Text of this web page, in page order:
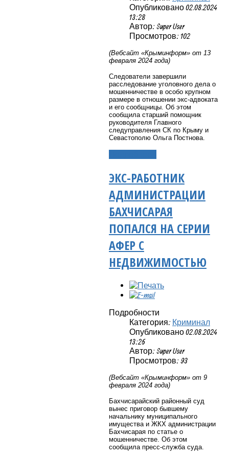
Опубликовано 02.08.2024
13:28
Автор: Super User
Просмотров: 102
(Вебсайт «Крыминформ» от 13
февраля 2024 года)
Следователи завершили
расследование уголовного дела о
мошенничестве в особо крупном
размере в отношении экс-адвоката
и его сообщницы. Об этом
сообщила старший помощник
руководителя Главного
следуправления СК по Крыму и
Севастополю Ольга Постнова.
ЭКС-РАБОТНИК
АДМИНИСТРАЦИИ
БАХЧИСАРАЯ
ПОПАЛСЯ НА СЕРИИ
АФЕР С
НЕДВИЖИМОСТЬЮ
Подробности
Категория: Криминал
Опубликовано 02.08.2024
13:26
Автор: Super User
Просмотров: 93
(Вебсайт «Крыминформ» от 9
февраля 2024 года)
Бахчисарайский районный суд
вынес приговор бывшему
начальнику муниципального
имущества и ЖКХ администрации
Бахчисарая по статье о
мошенничестве. Об этом
сообщила пресс-служба суда.